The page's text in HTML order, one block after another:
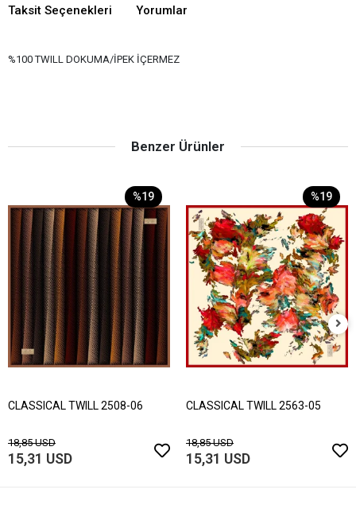
Taksit Seçenekleri Yorumlar
%100 TWILL DOKUMA/İPEK İÇERMEZ
Benzer Ürünler
%19
CLASSICAL TWILL 2508-06
18,85 USD
15,31 USD
%19
CLASSICAL TWILL 2563-05
18,85 USD
15,31 USD